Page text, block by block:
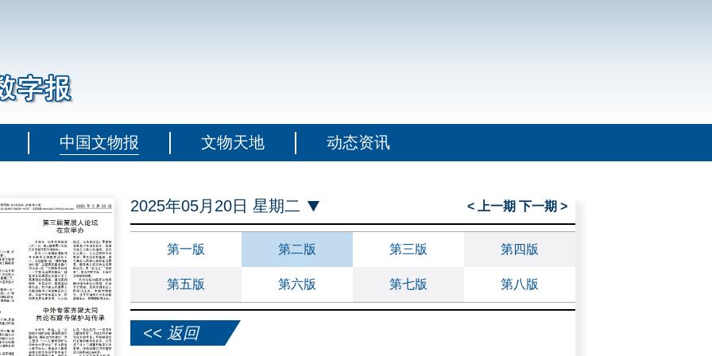
中国文物报 文物天地 动态资讯
2025年05月20日 星期二 < 上一期 下一期 >
第一版 第二版 第三版 第四版
第五版 第六版 第七版 第八版
<< 返回